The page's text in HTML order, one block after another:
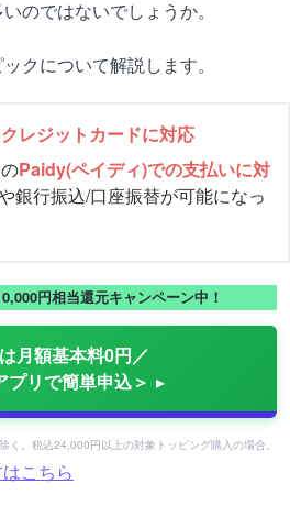
のではないでしょうか。
クについて解説します。
クレジットカードに対応
Paidy(ペイディ)での支払いに対
銀行振込/口座振替が可能になっ
円相当還元キャンペーン中！
月額基本料0円／
リで簡単申込＞
。税込24,000円以上の対象トッピング購入の場合。
こちら